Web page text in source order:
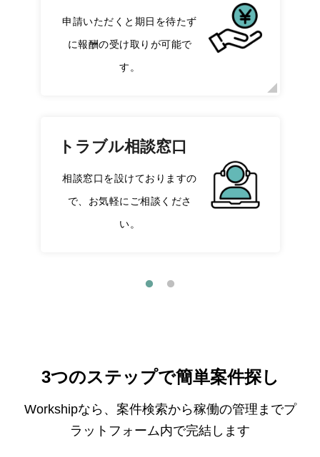
申請いただくと期日を待たず
に報酬の受け取りが可能で
す。
トラブル相談窓口
相談窓口を設けておりますの
で、お気軽にご相談くださ
い。
3つのステップで簡単案件探し
Workshipなら、案件検索から稼働の管理までプ
ラットフォーム内で完結します